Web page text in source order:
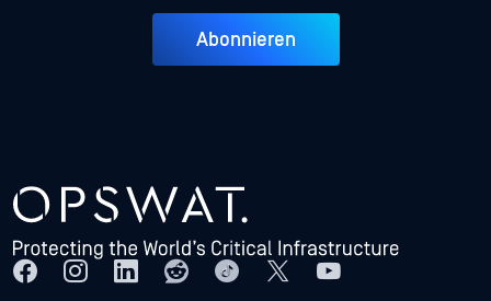
Abonnieren